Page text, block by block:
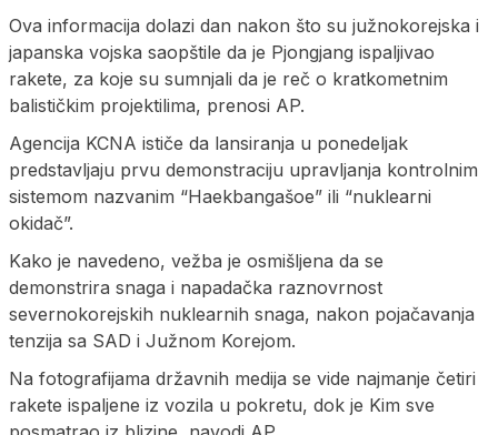
Ova informacija dolazi dan nakon što su južnokorejska i
japanska vojska saopštile da je Pjongjang ispaljivao
rakete, za koje su sumnjali da je reč o kratkometnim
balističkim projektilima, prenosi AP.
Agencija KCNA ističe da lansiranja u ponedeljak
predstavljaju prvu demonstraciju upravljanja kontrolnim
sistemom nazvanim “Haekbangašoe” ili “nuklearni
okidač”.
Kako je navedeno, vežba je osmišljena da se
demonstrira snaga i napadačka raznovrnost
severnokorejskih nuklearnih snaga, nakon pojačavanja
tenzija sa SAD i Južnom Korejom.
Na fotografijama državnih medija se vide najmanje četiri
rakete ispaljene iz vozila u pokretu, dok je Kim sve